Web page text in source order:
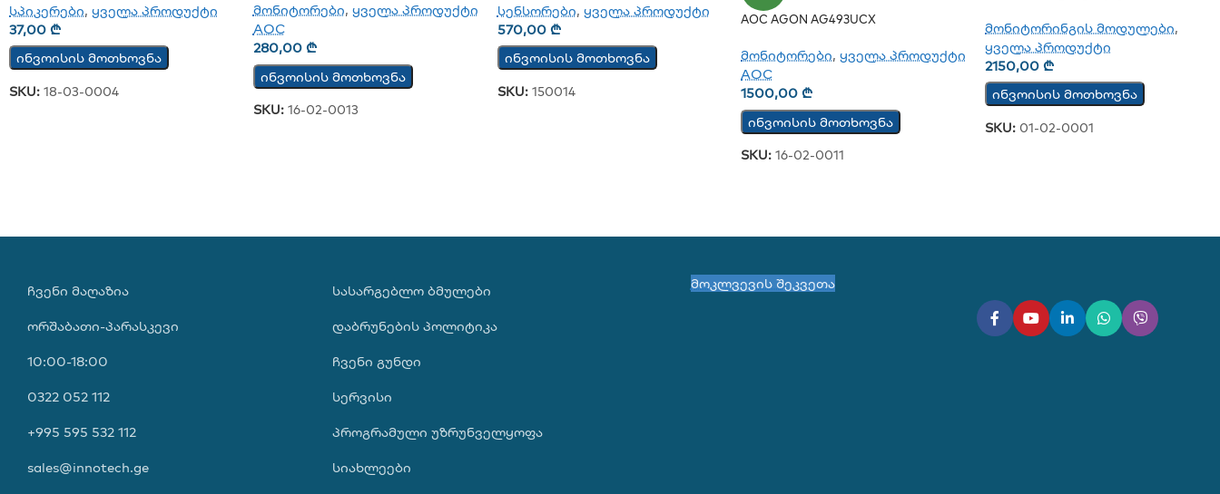
სპიკერები, ყველა პროდუქტი
37,00 ₾
ინვოისის მოთხოვნა
SKU: 18-03-0004
მონიტორები, ყველა პროდუქტი
AOC
280,00 ₾
ინვოისის მოთხოვნა
SKU: 16-02-0013
სენსორები, ყველა პროდუქტი
570,00 ₾
ინვოისის მოთხოვნა
SKU: 150014
AOC AGON AG493UCX
მონიტორები, ყველა პროდუქტი
AOC
1500,00₾
ინვოისის მოთხოვნა
SKU:16-02-0011
TCG120
მონიტორინგის მოდულები,
ყველა პროდუქტი
2150,00₾
ინვოისის მოთხოვნა
SKU: 01-02-0001
ᲩᲕᲔᲜᲘ ᲛᲐᲦᲐᲖᲘᲐ
ორშაბათი-პარასკევი
10:00-18:00
0322 052 112
+995 595 532 112
sales@innotech.ge
ᲡᲐᲡᲐᲠᲒᲔᲑᲚᲝ ᲑᲛᲣᲚᲔᲑᲘ
დაბრუნების პოლიტიკა
ჩვენი გუნდი
სერვისი
პროგრამული უზრუნველყოფა
სიახლეები
მოკლვევის შეკვეთა